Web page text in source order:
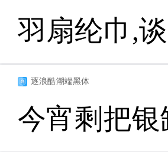
羽扇纶巾,
逐浪酷潮端黑体
今宵剩把